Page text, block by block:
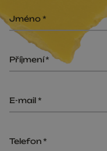
Jméno
Příjmení
E-mail
Telefon